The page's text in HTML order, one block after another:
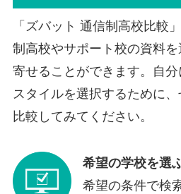
「ズバット 通信制高校比較
制高校やサポート校の資料
寄せることができます。自
スタイルを選択するために
比較してみてください。
希望の学校を選
希望の条件で検